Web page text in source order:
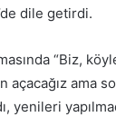
dile getirdi.
“Biz,
açacağız ama
yenileri